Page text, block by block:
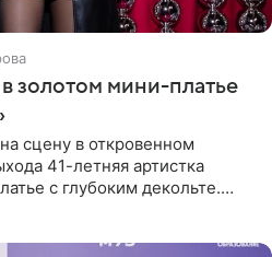
золотом мини-платье
сцену в откровенном
41-летняя артистка
с глубоким декольте.